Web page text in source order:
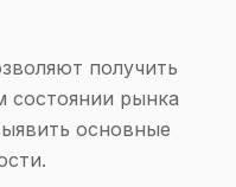
получить
состоянии рынка
основные